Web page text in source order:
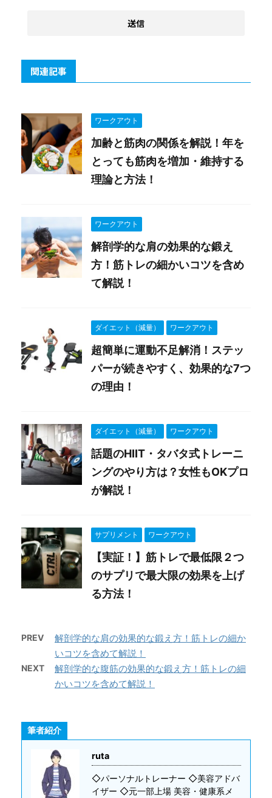
関連記事
ワークアウト
加齢と筋肉の関係を解説！年を
とっても筋肉を増加・維持する
理論と方法！
ワークアウト
解剖学的な肩の効果的な鍛え
方！筋トレの細かいコツを含め
て解説！
ダイエット（減量） ワークアウト
超簡単に運動不足解消！ステッ
パーが続きやすく、効果的な7つ
の理由！
ダイエット（減量） ワークアウト
話題のHIIT・タバタ式トレーニ
ングのやり方は？女性もOKプロ
が解説！
サプリメント ワークアウト
【実証！】筋トレで最低限２つ
のサプリで最大限の効果を上げ
る方法！
PREV
解剖学的な肩の効果的な鍛え方！筋トレの細か
いコツを含めて解説！
NEXT
解剖学的な腹筋の効果的な鍛え方！筋トレの細
かいコツを含めて解説！
筆者紹介
ruta
◇パーソナルトレーナー ◇美容アドバ
イザー ◇元一部上場 美容・健康系メ